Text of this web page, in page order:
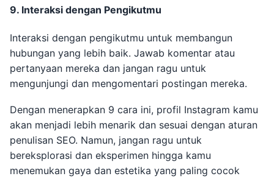
9. Interaksi dengan Pengikutmu
Interaksi dengan pengikutmu untuk membangun
hubungan yang lebih baik. Jawab komentar atau
pertanyaan mereka dan jangan ragu untuk
mengunjungi dan mengomentari postingan mereka.
Dengan menerapkan 9 cara ini, profil Instagram kamu
akan menjadi lebih menarik dan sesuai dengan aturan
penulisan SEO. Namun, jangan ragu untuk
bereksplorasi dan eksperimen hingga kamu
menemukan gaya dan estetika yang paling cocok